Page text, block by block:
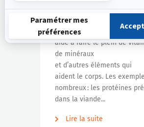
Nous ne le répèterons
assez : manger des repas
équilibrés est essentiel.
aide à faire le plein de
de minéraux
et d’autres éléments qui
aident le corps. Les
nombreux : les protéines
dans la viande...
Lire la suite